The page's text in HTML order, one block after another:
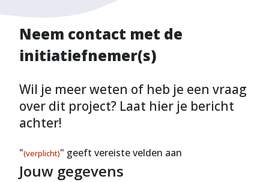
Neem contact met de
initiatiefnemer(s)
Wil je meer weten of heb je een vraag
over dit project? Laat hier je bericht
achter!
"(verplicht)" geeft vereiste velden aan
Jouw gegevens